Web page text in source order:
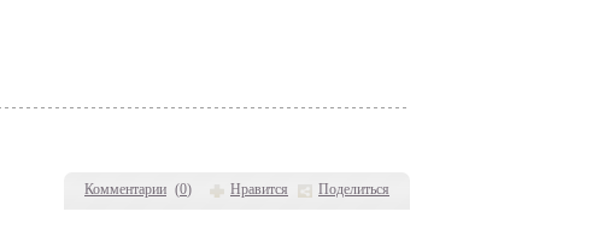
Комментарии (0) Нравится Поделиться